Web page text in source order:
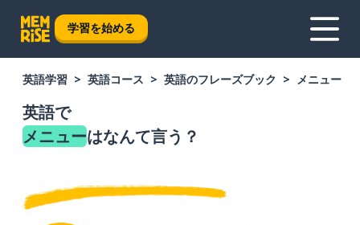
学習を始める
英語学習 英語コース 英語のフレーズブック メニュー
英語で
メニューはなんて言う？